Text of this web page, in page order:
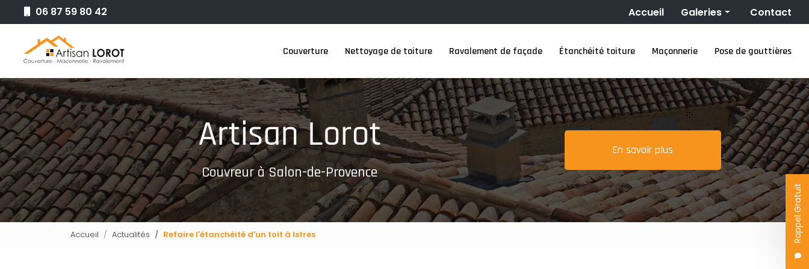
principal
06 87 59 80 42 Navigation secondaire
Accueil Galeries
Nettoyage toiture
Ravalement de façade
Étanchéité toiture
Maçonnerie
Pose de gouttières
Contact
Rappel Gratuit
Couverture
Nettoyage de toiture Ravalement de façade Étanchéité toiture Maçonnerie Pose de gouttières
Couvreur à Salon-de-Provence
En savoir plus
Accueil Actualités Refaire l'étanchéité d'un toit à Istres